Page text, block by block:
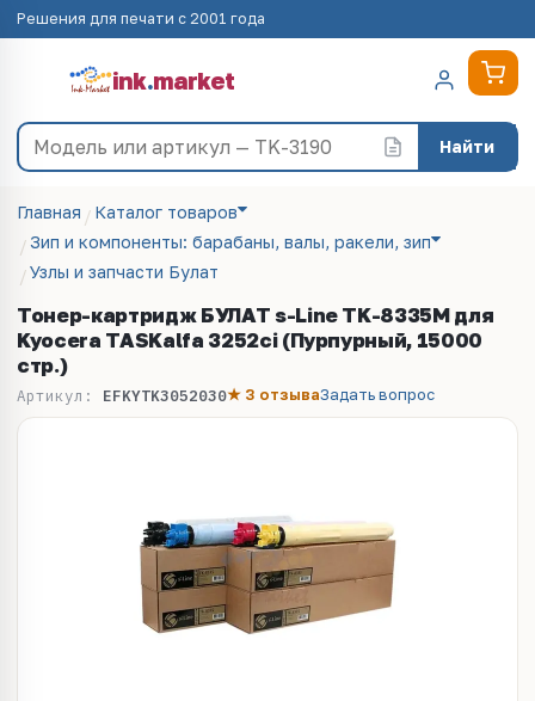
Решения для печати с 2001 года
ink.market
Найти
Главная
Каталог товаров
Зип и компоненты: барабаны, валы, ракели, зип
Узлы и запчасти Булат
Тонер-картридж БУЛАТ s-Line TK-8335M для
Kyocera TASKalfa 3252ci (Пурпурный, 15000
стр.)
Артикул: EFKYTK3052030★ 3 отзываЗадать вопрос